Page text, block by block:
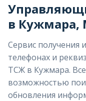
в Кужмара,
Сервис получения
телефонах и
ТСЖ в Кужмара.
возможностью
обновления